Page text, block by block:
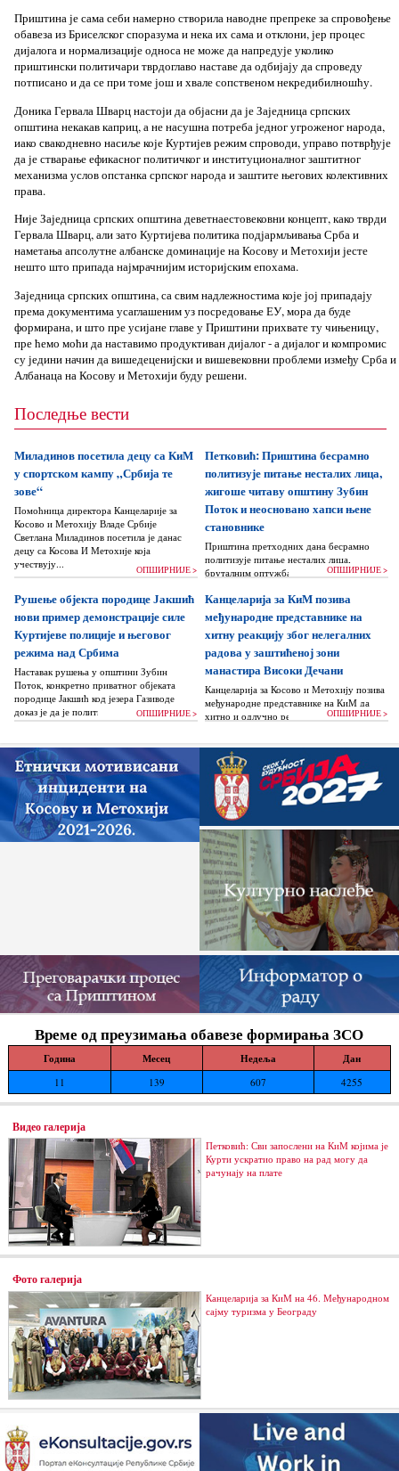
Приштина је сама себи намерно створила наводне препреке за спровођење
обавеза из Бриселског споразума и нека их сама и отклони, јер процес
дијалога и нормализације односа не може да напредује уколико
приштински политичари тврдоглаво наставе да одбијају да спроведу
потписано и да се при томе још и хвале сопственом некредибилношћу.
Доника Гервала Шварц настоји да објасни да је Заједница српских
општина некакав каприц, а не насушна потреба једног угроженог народа,
иако свакодневно насиље које Куртијев режим спроводи, управо потврђује
да је стварање ефикасног политичког и институционалног заштитног
механизма услов опстанка српског народа и заштите његових колективних
права.
Није Заједница српских општина деветнаестовековни концепт, како тврди
Гервала Шварц, али зато Куртијева политика подјармљивања Срба и
наметања апсолутне албанске доминације на Косову и Метохији јесте
нешто што припада најмрачнијим историјским епохама.
Заједница српских општина, са свим надлежностима које јој припадају
према документима усаглашеним уз посредовање ЕУ, мора да буде
формирана, и што пре усијане главе у Приштини прихвате ту чињеницу,
пре ћемо моћи да наставимо продуктиван дијалог - а дијалог и компромис
су једини начин да вишедеценијски и вишевековни проблеми између Срба и
Албанаца на Косову и Метохији буду решени.
Последње вести
Миладинов посетила децу са КиМ
у спортском кампу „Србија те
зове“
Помоћница директора Канцеларије за
Косово и Метохију Владе Србије
Светлана Миладинов посетила је данас
децу са Косова И Метохије која
учествују...
ОПШИРНИЈЕ >
Петковић: Приштина бесрамно
политизује питање несталих лица,
жигоше читаву општину Зубин
Поток и неосновано хапси њене
становнике
Приштина претходних дана бесрамно
политизује питање несталих лица,
бруталним оптужбама на рачун Београда
жигоше...
ОПШИРНИЈЕ >
Рушење објекта породице Јакшић
нови пример демонстрације силе
Куртијеве полиције и његовог
режима над Србима
Наставак рушења у општини Зубин
Поток, конкретно приватног објеката
породице Јакшић код језера Газиводе
доказ је да је политика Аљбина Куртија...
ОПШИРНИЈЕ >
Канцеларија за КиМ позива
међународне представнике на
хитну реакцију због нелегалних
радова у заштићеној зони
манастира Високи Дечани
Канцеларија за Косово и Метохију позива
међународне представнике на КиМ да
хитно и одлучно реагују и да без
нелегалних грађевинских...
ОПШИРНИЈЕ >
Време од преузимања обавезе формирања ЗСО
Година Месец Недеља Дан
11 139 607 4255
Видео галерија
Петковић: Сви запослени на КиМ којима је
Курти ускратио право на рад могу да
рачунају на плате
Фото галерија
Канцеларија за КиМ на 46. Међународном
сајму туризма у Београду